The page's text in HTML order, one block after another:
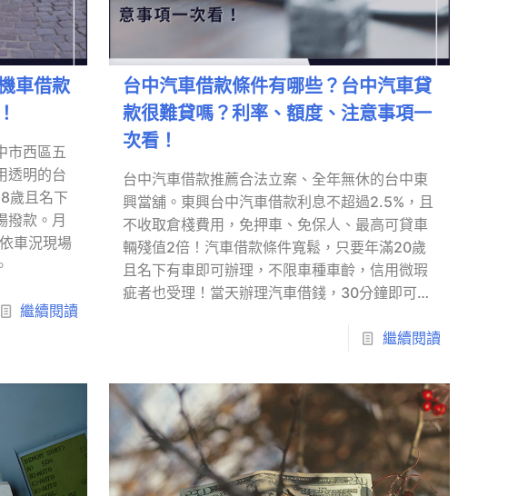
車借款
市西區五
透明的台
歲且名下
撥款。月
車況現場
繼續閱讀
台中汽車借款條件有哪些？台中汽車貸
款很難貸嗎？利率、額度、注意事項一
次看！
台中汽車借款推薦合法立案、全年無休的台中東
興當舖。東興台中汽車借款利息不超過2.5%，且
不收取倉棧費用，免押車、免保人、最高可貸車
輛殘值2倍！汽車借款條件寬鬆，只要年滿20歲
且名下有車即可辦理，不限車種車齡，信用微瑕
疵者也受理！當天辦理汽車借錢，30分鐘即可撥
繼續閱讀